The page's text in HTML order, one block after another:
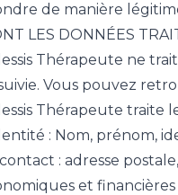
de manière
LES DONNÉES
Thérapeute ne
Vous pouvez
Thérapeute traite
: Nom, prénom,
: adresse
et